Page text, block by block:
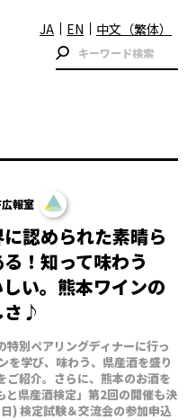
JA EN 中文（繁体）
報室
認められた素晴ら
！知って味わう
い。熊本ワインの
さ♪
別ペアリングディナーに行っ
を学び、味わう、県産酒を盛り
ご紹介。さらに、熊本のお酒を
と県産酒検定」第2回の開催も決
) 検定試験＆交流会の参加申込